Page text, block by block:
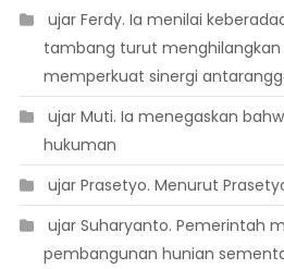
 ujar Ferdy. Ia menilai
tambang turut menghilangkan
memperkuat sinergi
 ujar Muti. Ia menegaskan
hukuman
 ujar Prasetyo. Menurut
 ujar Suharyanto. Pemerintah
pembangunan hunian